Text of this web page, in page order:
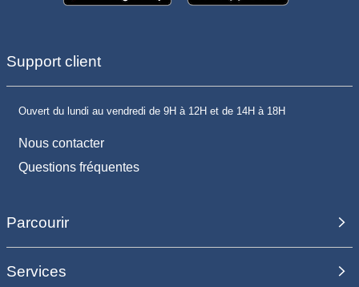
Support client
Ouvert du lundi au vendredi de 9H à 12H et de 14H à 18H
Nous contacter
Questions fréquentes
Parcourir
Services